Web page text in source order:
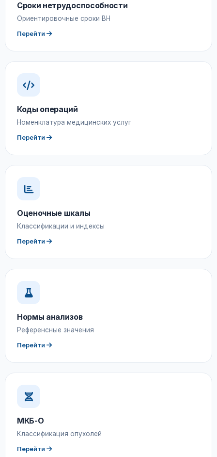
Сроки нетрудоспособности
Ориентировочные сроки ВН
Перейти
Коды операций
Номенклатура медицинских услуг
Перейти
Оценочные шкалы
Классификации и индексы
Перейти
Нормы анализов
Референсные значения
Перейти
МКБ-О
Классификация опухолей
Перейти